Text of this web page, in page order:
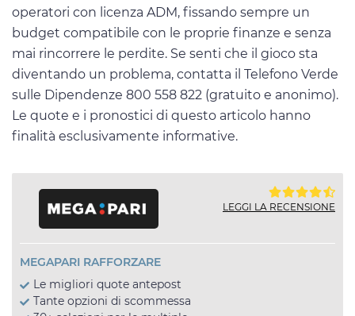
operatori con licenza ADM, fissando sempre un
budget compatibile con le proprie finanze e senza
mai rincorrere le perdite. Se senti che il gioco sta
diventando un problema, contatta il Telefono Verde
sulle Dipendenze 800 558 822 (gratuito e anonimo).
Le quote e i pronostici di questo articolo hanno
finalità esclusivamente informative.
LEGGI LA RECENSIONE
MEGAPARI RAFFORZARE
Le migliori quote antepost
Tante opzioni di scommessa